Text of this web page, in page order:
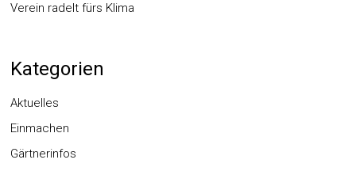
Verein radelt fürs Klima
Kategorien
Aktuelles
Einmachen
Gärtnerinfos